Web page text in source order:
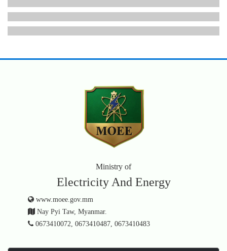
Ministry of
Electricity And Energy
www.moee.gov.mm
Nay Pyi Taw, Myanmar.
0673410072, 0673410487, 0673410483